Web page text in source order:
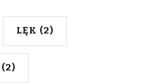
LĘK (2)
(2)